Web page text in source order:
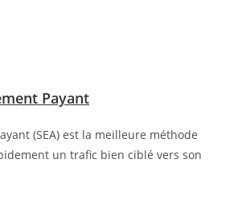
Payant
(SEA) est la meilleure méthode
un trafic bien ciblé vers son